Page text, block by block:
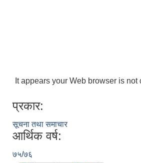
It appears your Web browser is
प्रकार:
सूचना तथा समाचार
आर्थिक वर्ष:
७५/७६